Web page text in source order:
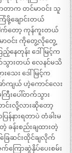
ာတာက တင်မာဝင်း သူ
ဖို့ချောင်းတယ်
ါက်တော့ ကုန်ကူးတယ်
ာဝင်း ကိုတွေ့လိုတွေ့
နေတုန်း ဒေါ်မြင့်က
သွားတယ် လေနင်မသိ
ေး ဒေါ်မြင့်က
ကျယ် ဟဲ့ကောင်လေး
ြီးပေါ်တက်သွား
ာင်းလို့လားဆိုတော့
နားရတာပဲ တံခါးမ
န်းစည်းချထားတဲ့
ြေဆင်းထိုင်ချလိုက်
ြောဆွဲနှိပ်ပေးစမ်း